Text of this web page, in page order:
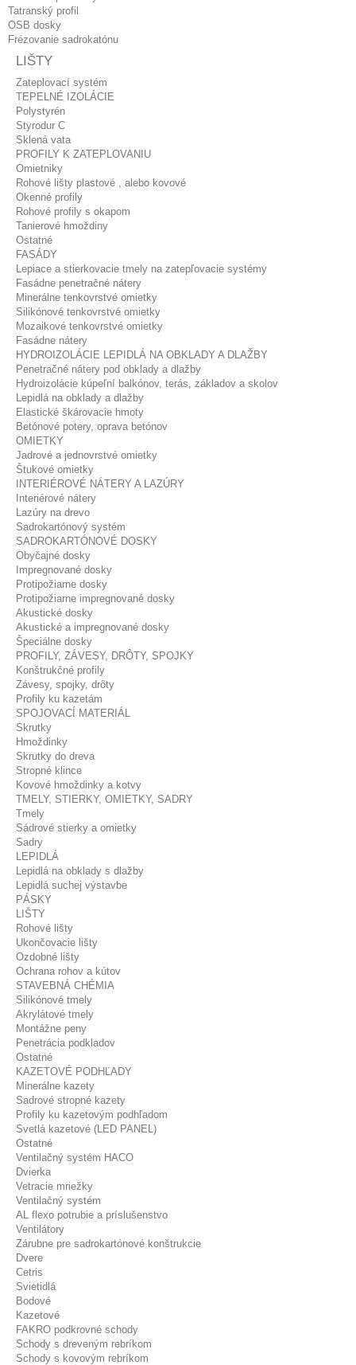
Tatranský profil
OSB dosky
Frézovanie sadrokatónu
LIŠTY
Zateplovací systém
TEPELNÉ IZOLÁCIE
Polystyrén
Styrodur C
Sklená vata
PROFILY K ZATEPLOVANIU
Omietniky
Rohové lišty plastové , alebo kovové
Okenné profily
Rohové profily s okapom
Tanierové hmoždiny
Ostatné
FASÁDY
Lepiace a stierkovacie tmely na zatepľovacie systémy
Fasádne penetračné nátery
Minerálne tenkovrstvé omietky
Silikónové tenkovrstvé omietky
Mozaikové tenkovrstvé omietky
Fasádne nátery
HYDROIZOLÁCIE LEPIDLÁ NA OBKLADY A DLAŽBY
Penetračné nátery pod obklady a dlažby
Hydroizolácie kúpeľní balkónov, terás, základov a skolov
Lepidlá na obklady a dlažby
Elastické škárovacie hmoty
Betónové potery, oprava betónov
OMIETKY
Jadrové a jednovrstvé omietky
Štukové omietky
INTERIÉROVÉ NÁTERY A LAZÚRY
Interiérové nátery
Lazúry na drevo
Sadrokartónový systém
SADROKARTÓNOVÉ DOSKY
Obyčajné dosky
Impregnované dosky
Protipožiarne dosky
Protipožiarne impregnované dosky
Akustické dosky
Akustické a impregnované dosky
Špeciálne dosky
PROFILY, ZÁVESY, DRÔTY, SPOJKY
Konštrukčné profily
Závesy, spojky, drôty
Profily ku kazetám
SPOJOVACÍ MATERIÁL
Skrutky
Hmoždinky
Skrutky do dreva
Stropné klince
Kovové hmoždinky a kotvy
TMELY, STIERKY, OMIETKY, SADRY
Tmely
Sádrové stierky a omietky
Sadry
LEPIDLÁ
Lepidlá na obklady s dlažby
Lepidlá suchej výstavbe
PÁSKY
LIŠTY
Rohové lišty
Ukončovacie lišty
Ozdobné lišty
Ochrana rohov a kútov
STAVEBNÁ CHÉMIA
Silikónové tmely
Akrylátové tmely
Montážne peny
Penetrácia podkladov
Ostatné
KAZETOVÉ PODHĽADY
Minerálne kazety
Sadrové stropné kazety
Profily ku kazetovým podhľadom
Svetlá kazetové (LED PANEL)
Ostatné
Ventilačný systém HACO
Dvierka
Vetracie mriežky
Ventilačný systém
AL flexo potrubie a príslušenstvo
Ventilátory
Zárubne pre sadrokartónové konštrukcie
Dvere
Cetris
Svietidlá
Bodové
Kazetové
FAKRO podkrovné schody
Schody s dreveným rebríkom
Schody s kovovým rebríkom